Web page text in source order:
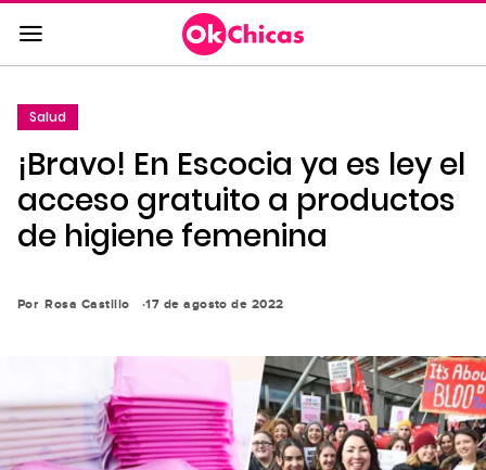
Saltar
al
contenido
a
la
navegación
principal
Salud
¡Bravo! En Escocia ya es ley el
acceso gratuito a productos
de higiene femenina
Por Rosa Castillo 17 de agosto de 2022